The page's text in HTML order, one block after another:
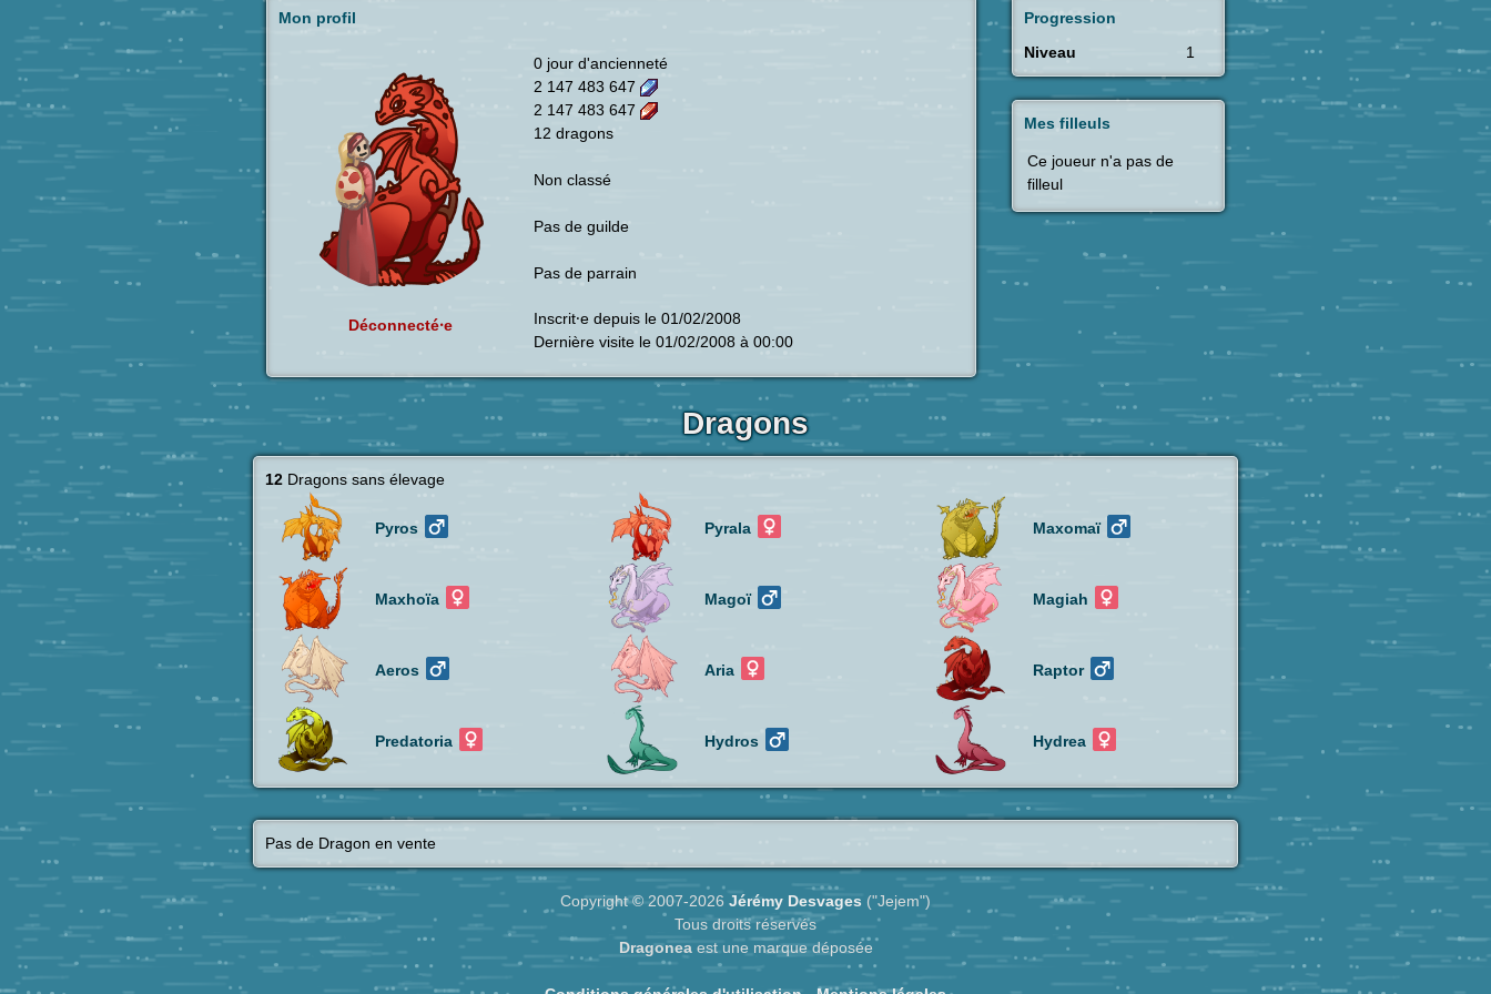
Mon profil
Déconnecté⸱e
0 jour d'ancienneté
2 147 483 647
2 147 483 647
12 dragons
Non classé
Pas de guilde
Pas de parrain
Inscrit⸱e depuis le 01/02/2008
Dernière visite le 01/02/2008 à 00:00
Progression
Niveau
1
Mes filleuls
Ce joueur n'a pas de
filleul
Dragons
12 Dragons sans élevage
Pyros Pyrala Maxomaï
Maxhoïa Magoï Magiah
Aeros Aria Raptor
Predatoria Hydros Hydrea
Pas de Dragon en vente
Copyright © 2007-2026 Jérémy Desvages ("Jejem")
Tous droits réservés
Dragoneaest une marque déposée